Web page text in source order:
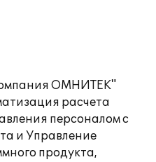
ОМНИТЕК"
расчета
персоналом с
и Управление
продукта,